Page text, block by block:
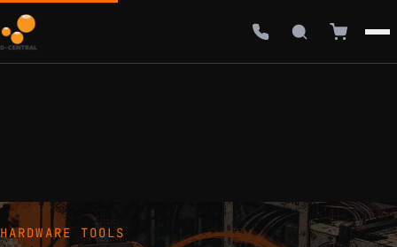
HARDWARE TOOLS